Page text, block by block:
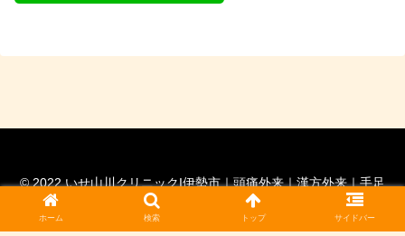
© 2022 いせ山川クリニックI伊勢市｜頭痛外来｜漢方外来｜手足
の痺れ外来｜脳神経外科専門医｜ 脊髄外科認定医.
ホーム 検索 トップ サイドバー